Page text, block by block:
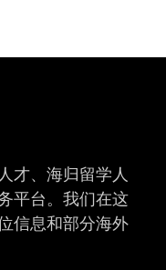
才、海归留学人
平台。我们在这
信息和部分海外